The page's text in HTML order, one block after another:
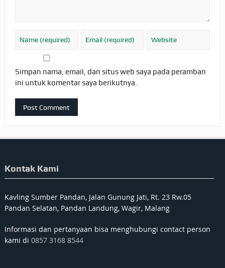
Simpan nama, email, dan situs web saya pada peramban
ini untuk komentar saya berikutnya.
Kontak Kami
Kavling Sumber Pandan, Jalan Gunung Jati, Rt. 23 Rw.05
Pandan Selatan, Pandan Landung, Wagir, Malang
Informasi dan pertanyaan bisa menghubungi contact person
kami di 0857 3168 8544